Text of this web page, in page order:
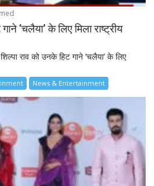
‘चलैया’ के लिए मिला राष्ट्रीय
राव को उनके हिट गाने ‘चलैया’ के लिए
News & Entertainment